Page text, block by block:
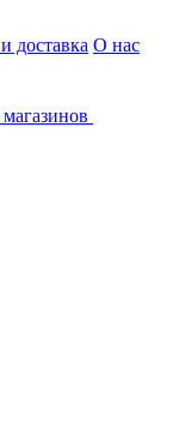
доставка О нас